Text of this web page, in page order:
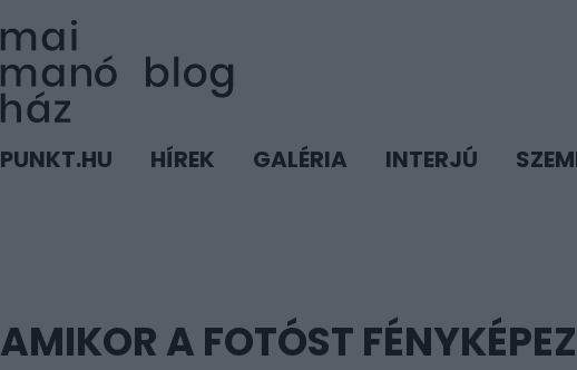
PUNKT.HU HÍREK GALÉRIA INTERJÚ
AMIKOR A FOTÓST